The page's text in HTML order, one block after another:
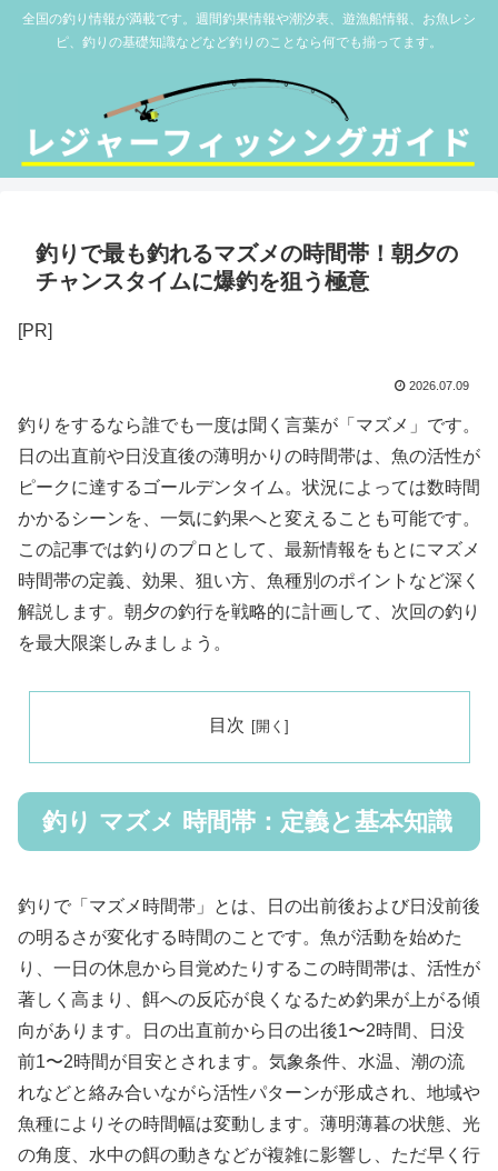
全国の釣り情報が満載です。週間釣果情報や潮汐表、遊漁船情報、お魚レシ
ピ、釣りの基礎知識などなど釣りのことなら何でも揃ってます。
釣りで最も釣れるマズメの時間帯！朝夕の
チャンスタイムに爆釣を狙う極意
[PR]
2026.07.09
釣りをするなら誰でも一度は聞く言葉が「マズメ」です。
日の出直前や日没直後の薄明かりの時間帯は、魚の活性が
ピークに達するゴールデンタイム。状況によっては数時間
かかるシーンを、一気に釣果へと変えることも可能です。
この記事では釣りのプロとして、最新情報をもとにマズメ
時間帯の定義、効果、狙い方、魚種別のポイントなど深く
解説します。朝夕の釣行を戦略的に計画して、次回の釣り
を最大限楽しみましょう。
目次
釣り マズメ 時間帯：定義と基本知識
釣りで「マズメ時間帯」とは、日の出前後および日没前後
の明るさが変化する時間のことです。魚が活動を始めた
り、一日の休息から目覚めたりするこの時間帯は、活性が
著しく高まり、餌への反応が良くなるため釣果が上がる傾
向があります。日の出直前から日の出後1〜2時間、日没
前1〜2時間が目安とされます。気象条件、水温、潮の流
れなどと絡み合いながら活性パターンが形成され、地域や
魚種によりその時間幅は変動します。薄明薄暮の状態、光
の角度、水中の餌の動きなどが複雑に影響し、ただ早く行